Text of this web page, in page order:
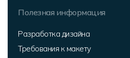
Полезная информация
Разработка дизайна
Требования к макету